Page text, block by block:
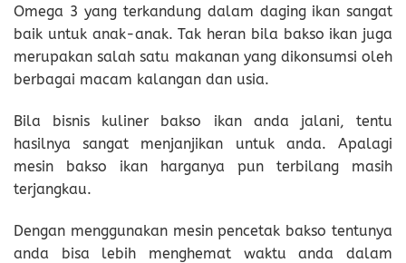
Omega 3 yang terkandung dalam daging ikan sangat
baik untuk anak-anak. Tak heran bila bakso ikan juga
merupakan salah satu makanan yang dikonsumsi oleh
berbagai macam kalangan dan usia.
Bila bisnis kuliner bakso ikan anda jalani, tentu
hasilnya sangat menjanjikan untuk anda. Apalagi
mesin bakso ikan harganya pun terbilang masih
terjangkau.
Dengan menggunakan mesin pencetak bakso tentunya
anda bisa lebih menghemat waktu anda dalam